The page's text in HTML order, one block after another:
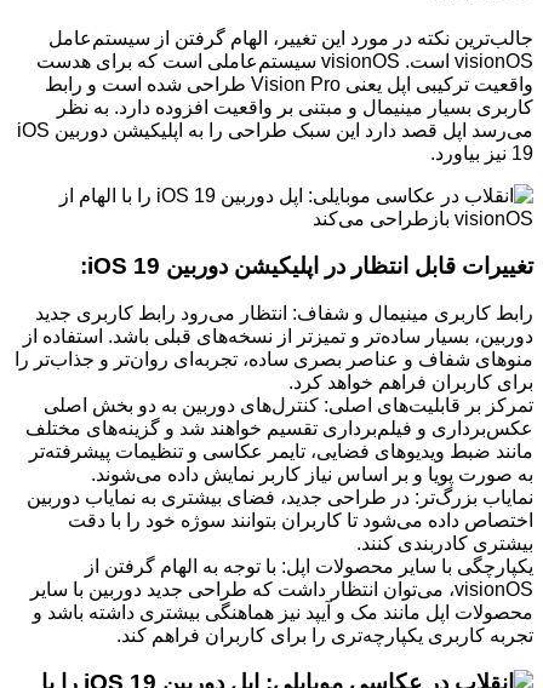
جالب‌ترین نکته در مورد این تغییر، الهام گرفتن از سیستم‌عامل
visionOS است. visionOS سیستم‌عاملی است که برای هدست
واقعیت ترکیبی اپل یعنی Vision Pro طراحی شده است و رابط
کاربری بسیار مینیمال و مبتنی بر واقعیت افزوده دارد. به نظر
می‌رسد اپل قصد دارد این سبک طراحی را به اپلیکیشن دوربین iOS
19 نیز بیاورد.
تغییرات قابل انتظار در اپلیکیشن دوربین iOS 19:
رابط کاربری مینیمال و شفاف: انتظار می‌رود رابط کاربری جدید
دوربین، بسیار ساده‌تر و تمیزتر از نسخه‌های قبلی باشد. استفاده از
منوهای شفاف و عناصر بصری ساده، تجربه‌ای روان‌تر و جذاب‌تر را
برای کاربران فراهم خواهد کرد.
تمرکز بر قابلیت‌های اصلی: کنترل‌های دوربین به دو بخش اصلی
عکس‌برداری و فیلم‌برداری تقسیم خواهند شد و گزینه‌های مختلف
مانند ضبط ویدیوهای فضایی، تایمر عکاسی و تنظیمات پیشرفته‌تر
به صورت پویا و بر اساس نیاز کاربر نمایش داده می‌شوند.
نمایاب بزرگ‌تر: در طراحی جدید، فضای بیشتری به نمایاب دوربین
اختصاص داده می‌شود تا کاربران بتوانند سوژه خود را با دقت
بیشتری کادربندی کنند.
یکپارچگی با سایر محصولات اپل: با توجه به الهام گرفتن از
visionOS، می‌توان انتظار داشت که طراحی جدید دوربین با سایر
محصولات اپل مانند مک و آیپد نیز هماهنگی بیشتری داشته باشد و
تجربه کاربری یکپارچه‌تری را برای کاربران فراهم کند.